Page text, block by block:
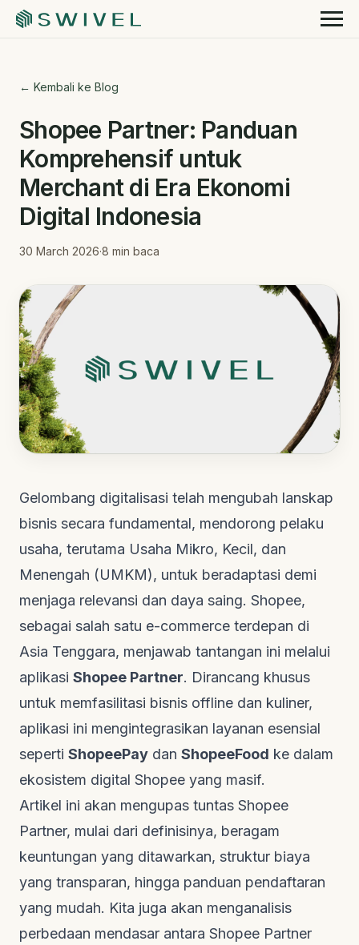
← Kembali ke Blog
Shopee Partner: Panduan
Komprehensif untuk
Merchant di Era Ekonomi
Digital Indonesia
30 March 2026·8 min baca
Gelombang digitalisasi telah mengubah lanskap
bisnis secara fundamental, mendorong pelaku
usaha, terutama Usaha Mikro, Kecil, dan
Menengah (UMKM), untuk beradaptasi demi
menjaga relevansi dan daya saing. Shopee,
sebagai salah satu e-commerce terdepan di
Asia Tenggara, menjawab tantangan ini melalui
aplikasi Shopee Partner. Dirancang khusus
untuk memfasilitasi bisnis offline dan kuliner,
aplikasi ini mengintegrasikan layanan esensial
seperti ShopeePay dan ShopeeFood ke dalam
ekosistem digital Shopee yang masif.
Artikel ini akan mengupas tuntas Shopee
Partner, mulai dari definisinya, beragam
keuntungan yang ditawarkan, struktur biaya
yang transparan, hingga panduan pendaftaran
yang mudah. Kita juga akan menganalisis
perbedaan mendasar antara Shopee Partner